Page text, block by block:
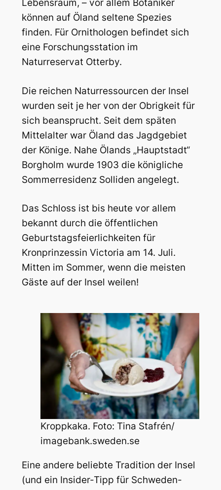
Lebensraum, – vor allem Botaniker
können auf Öland seltene Spezies
finden. Für Ornithologen befindet sich
eine Forschungsstation im
Naturreservat Otterby.
Die reichen Naturressourcen der Insel
wurden seit je her von der Obrigkeit für
sich beansprucht. Seit dem späten
Mittelalter war Öland das Jagdgebiet
der Könige. Nahe Ölands „Hauptstadt“
Borgholm wurde 1903 die königliche
Sommerresidenz Solliden angelegt.
Das Schloss ist bis heute vor allem
bekannt durch die öffentlichen
Geburtstagsfeierlichkeiten für
Kronprinzessin Victoria am 14. Juli.
Mitten im Sommer, wenn die meisten
Gäste auf der Insel weilen!
Kroppkaka. Foto: Tina Stafrén/
imagebank.sweden.se
Eine andere beliebte Tradition der Insel
(und ein Insider-Tipp für Schweden-